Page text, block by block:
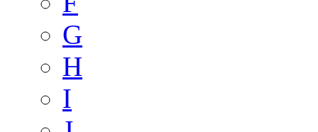
G
H
I